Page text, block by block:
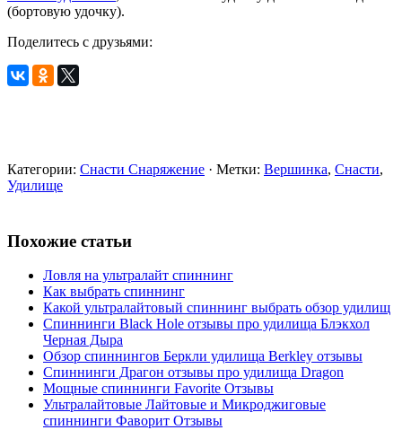
(бортовую удочку).
Поделитесь с друзьями:
Категории: Снасти Снаряжение · Метки: Вершинка, Снасти,
Удилище
Похожие статьи
Ловля на ультралайт спиннинг
Как выбрать спиннинг
Какой ультралайтовый спиннинг выбрать обзор удилищ
Спиннинги Black Hole отзывы про удилища Блэкхол
Черная Дыра
Обзор спиннингов Беркли удилища Berkley отзывы
Спиннинги Драгон отзывы про удилища Dragon
Мощные спиннинги Favorite Отзывы
Ультралайтовые Лайтовые и Микроджиговые
спиннинги Фаворит Отзывы